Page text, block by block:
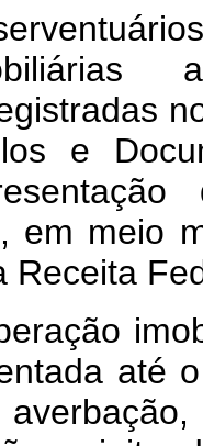
e
em meio
Receita
até